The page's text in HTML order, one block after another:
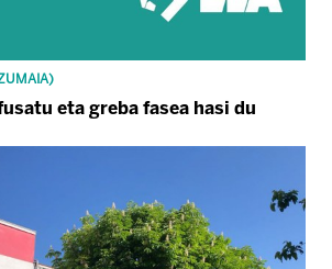
eta greba fasea hasi du